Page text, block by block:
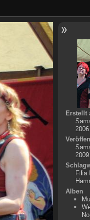
Erstellt
2006
2009
Filia
Alben